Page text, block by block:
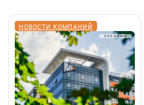
НОВОСТИ КОМПАНИЙ